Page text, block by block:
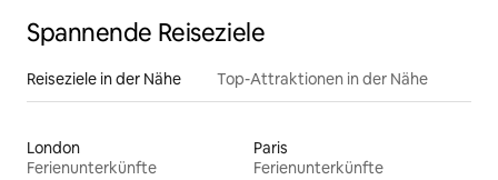
Spannende Reiseziele
Reiseziele in der Nähe Top-Attraktionen in der Nähe
London
Ferienunterkünfte
Paris
Ferienunterkünfte